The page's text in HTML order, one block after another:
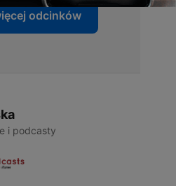
odcinków
i podcasty